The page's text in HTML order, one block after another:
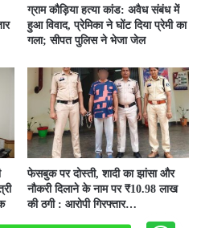
ग्राम कौड़िया हत्या कांड: अवैध संबंध में
हुआ विवाद, प्रेमिका ने घोंट दिया प्रेमी का
गला; सीपत पुलिस ने भेजा जेल
फेसबुक पर दोस्ती, शादी का झांसा और
नौकरी दिलाने के नाम पर ₹10.98 लाख
की ठगी : आरोपी गिरफ्तार…